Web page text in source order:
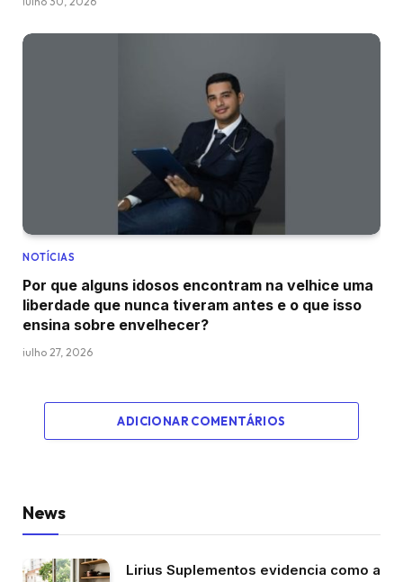
NOTÍCIAS
Por que alguns idosos encontram na velhice uma
liberdade que nunca tiveram antes e o que isso
ensina sobre envelhecer?
julho 27, 2026
ADICIONAR COMENTÁRIOS
News
Lirius Suplementos evidencia como a